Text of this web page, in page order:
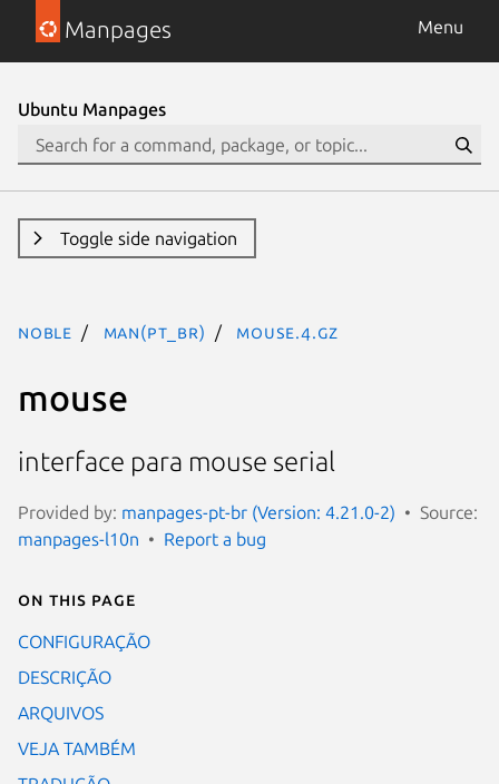
Manpages Menu
Ubuntu Manpages
Toggle side navigation
noble man(pt_BR) mouse.4.gz
mouse
interface para mouse serial
Provided by: manpages-pt-br (Version: 4.21.0-2)
Source:
manpages-l10n
Report a bug
On this page
CONFIGURAÇÃO
DESCRIÇÃO
ARQUIVOS
VEJA TAMBÉM